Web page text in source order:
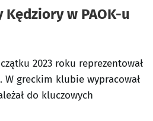
w PAOK-u
2023 roku reprezentował
W greckim klubie wypracował
do kluczowych